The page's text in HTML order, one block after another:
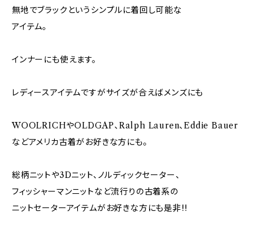
無地でブラックというシンプルに着回し可能な
アイテム。
インナーにも使えます。
レディースアイテムですがサイズが合えばメンズにも
WOOLRICHやOLDGAP、Ralph Lauren、Eddie Bauer
などアメリカ古着がお好きな方にも。
総柄ニットや3Dニット、ノルディックセーター、
フィッシャーマンニットなど流行りの古着系の
ニットセーターアイテムがお好きな方にも是非!!